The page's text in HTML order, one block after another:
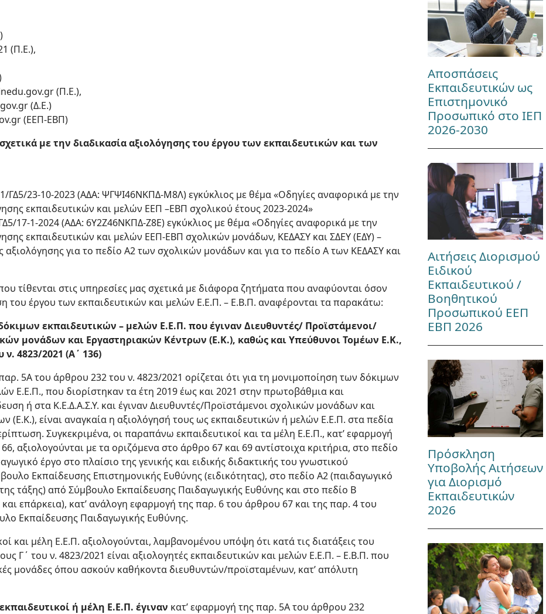
(Π.Ε.),
(Π.Ε.),
(Δ.Ε.)
(ΕΕΠ-ΕΒΠ)
σχετικά με την διαδικασία αξιολόγησης του έργου των εκπαιδευτικών και των
ΓΔ5/23-10-2023 (ΑΔΑ: ΨΓΨΙ46ΝΚΠΔ-Μ8Λ) εγκύκλιος με θέμα «Οδηγίες αναφορικά με την
εκπαιδευτικών και μελών ΕΕΠ –ΕΒΠ σχολικού έτους 2023-2024»
17-1-2024 (ΑΔΑ: 6Υ2Ζ46ΝΚΠΔ-Ζ8Ε) εγκύκλιος με θέμα «Οδηγίες αναφορικά με την
εκπαιδευτικών και μελών ΕΕΠ-ΕΒΠ σχολικών μονάδων, ΚΕΔΑΣΥ και ΣΔΕΥ (ΕΔΥ) –
αξιολόγησης για το πεδίο Α2 των σχολικών μονάδων και για το πεδίο Α των ΚΕΔΑΣΥ και
τίθενται στις υπηρεσίες μας σχετικά με διάφορα ζητήματα που αναφύονται όσον
του έργου των εκπαιδευτικών και μελών Ε.Ε.Π. – Ε.Β.Π. αναφέρονται τα παρακάτω:
εκπαιδευτικών – μελών Ε.Ε.Π. που έγιναν Διευθυντές/ Προϊστάμενοι/
μονάδων και Εργαστηριακών Κέντρων (Ε.Κ.), καθώς και Υπεύθυνοι Τομέων Ε.Κ.,
ν. 4823/2021 (Α΄ 136)
5Α του άρθρου 232 του ν. 4823/2021 ορίζεται ότι για τη μονιμοποίηση των δόκιμων
Ε.Ε.Π., που διορίστηκαν τα έτη 2019 έως και 2021 στην πρωτοβάθμια και
ή στα Κ.Ε.Δ.Α.Σ.Υ. και έγιναν Διευθυντές/Προϊστάμενοι σχολικών μονάδων και
(Ε.Κ.), είναι αναγκαία η αξιολόγησή τους ως εκπαιδευτικών ή μελών Ε.Ε.Π. στα πεδία
Συγκεκριμένα, οι παραπάνω εκπαιδευτικοί και τα μέλη Ε.Ε.Π., κατ’ εφαρμογή
αξιολογούνται με τα οριζόμενα στο άρθρο 67 και 69 αντίστοιχα κριτήρια, στο πεδίο
έργο στο πλαίσιο της γενικής και ειδικής διδακτικής του γνωστικού
Εκπαίδευσης Επιστημονικής Ευθύνης (ειδικότητας), στο πεδίο Α2 (παιδαγωγικό
της τάξης) από Σύμβουλο Εκπαίδευσης Παιδαγωγικής Ευθύνης και στο πεδίο Β
επάρκεια), κατ’ ανάλογη εφαρμογή της παρ. 6 του άρθρου 67 και της παρ. 4 του
Εκπαίδευσης Παιδαγωγικής Ευθύνης.
και μέλη Ε.Ε.Π. αξιολογούνται, λαμβανομένου υπόψη ότι κατά τις διατάξεις του
Γ΄ του ν. 4823/2021 είναι αξιολογητές εκπαιδευτικών και μελών Ε.Ε.Π. – Ε.Β.Π. που
μονάδες όπου ασκούν καθήκοντα διευθυντών/προϊσταμένων, κατ’ απόλυτη
ή μέλη Ε.Ε.Π. έγιναν κατ’ εφαρμογή της παρ. 5Α του άρθρου 232
Αποσπάσεις
Εκπαιδευτικών ως
Επιστημονικό
Προσωπικό στο ΙΕΠ
2026-2030
Αιτήσεις Διορισμού
Ειδικού
Εκπαιδευτικού /
Βοηθητικού
Προσωπικού ΕΕΠ
ΕΒΠ 2026
Πρόσκληση
Υποβολής Αιτήσεων
για Διορισμό
Εκπαιδευτικών
2026